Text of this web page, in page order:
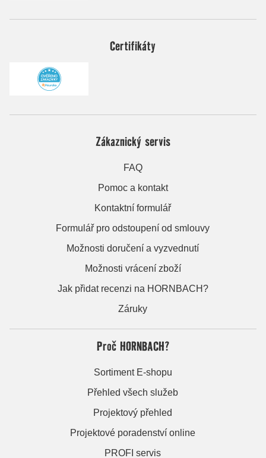
Certifikáty
Zákaznický servis
FAQ
Pomoc a kontakt
Kontaktní formulář
Formulář pro odstoupení od smlouvy
Možnosti doručení a vyzvednutí
Možnosti vrácení zboží
Jak přidat recenzi na HORNBACH?
Záruky
Proč HORNBACH?
Sortiment E-shopu
Přehled všech služeb
Projektový přehled
Projektové poradenství online
PROFI servis